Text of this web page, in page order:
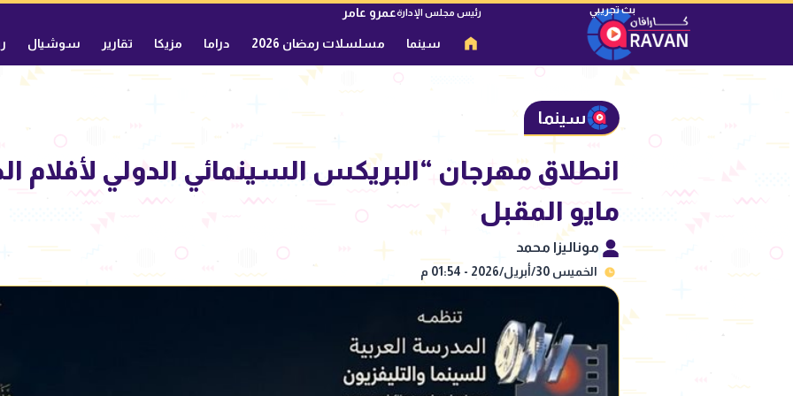
رئيس مجلس الإدارةعمرو عامر
سينما مسلسلات رمضان 2026 دراما مزيكا تقارير سوشيال
سينما
انطلاق مهرجان “البريكس السينمائي الدولي لأفلام
مايو المقبل
موناليزا محمد
الخميس 30/أبريل/2026 - 01:54 م